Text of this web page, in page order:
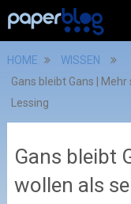
HOME
WISSEN
Gans bleibt Gans |
Lessing
Gans bleibt
wollen als